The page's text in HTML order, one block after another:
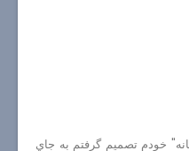
خودم تصميم گرفتم به جاي